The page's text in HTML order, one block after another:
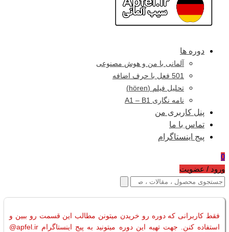
دوره ها
آلمانی با من و هوش مصنوعی
501 فعل با حرف اضافه
تحلیل فیلم (hören)
نامه نگاری A1 – B1
پنل کاربری من
تماس با ما
پیج اینستاگرام
0
ورود / عضویت
فقط کاربرانی که دوره رو خریدن میتونن مطالب این قسمت رو ببین و
استفاده کنن. جهت تهیه این دوره میتونید به پیج اینستاگرام apfel.ir@